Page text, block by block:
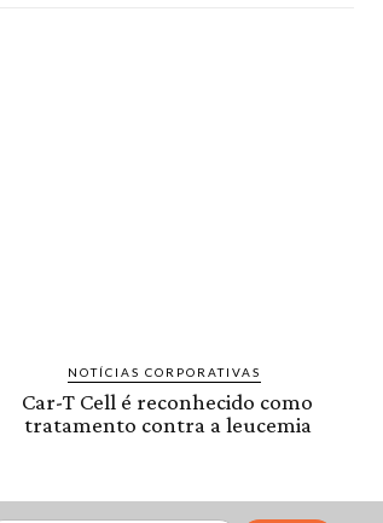
NOTÍCIAS CORPORATIVAS
Car-T Cell é reconhecido como
tratamento contra a leucemia